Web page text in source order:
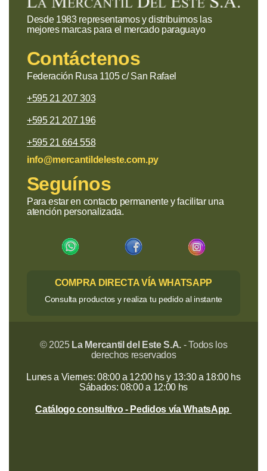
Desde 1983 representamos y distribuimos las
mejores marcas para el mercado paraguayo
Contáctenos
Federación Rusa 1105 c/ San Rafael
+595 21 207 303
+595 21 207 196
+595 21 664 558
info@mercantildeleste.com.py
Seguínos
Para estar en contacto permanente y facilitar una
atención personalizada.
COMPRA DIRECTA VÍA WHATSAPP
Consulta productos y realiza tu pedido al instante
© 2025 La Mercantil del Este S.A. - Todos los
derechos reservados
Lunes a Viernes: 08:00 a 12:00 hs y 13:30 a 18:00 hs
Sábados: 08:00 a 12:00 hs
Catálogo consultivo - Pedidos vía WhatsApp